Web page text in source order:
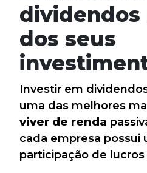
dividendos
dos seus
Investir em
uma das melhores
viver de renda
cada empresa possui
participação de